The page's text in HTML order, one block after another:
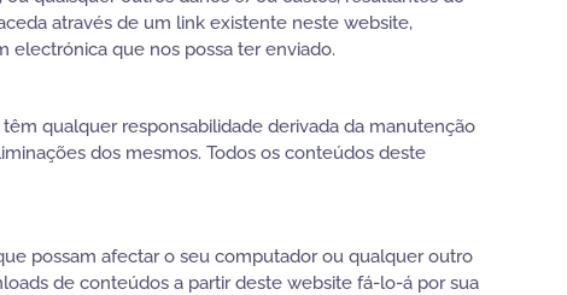
através de um link existente neste website,
electrónica que nos possa ter enviado.
qualquer responsabilidade derivada da manutenção
dos mesmos. Todos os conteúdos deste
possam afectar o seu computador ou qualquer outro
de conteúdos a partir deste website fá-lo-á por sua